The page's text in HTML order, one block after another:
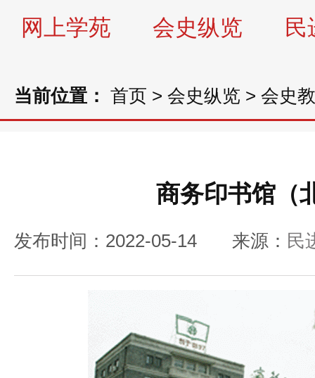
网上学苑
会史纵览 民
当前位置： 首页 > 会史纵览 > 会史
商务印书馆（
发布时间：2022-05-14 来源： 民